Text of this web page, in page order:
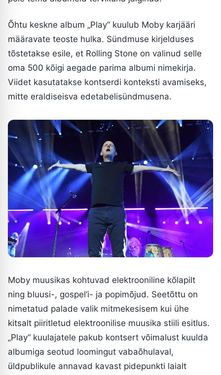
Õhtu keskne album „Play“ kuulub Moby karjääri
määravate teoste hulka. Sündmuse kirjelduses
tõstetakse esile, et Rolling Stone on valinud selle
oma 500 kõigi aegade parima albumi nimekirja.
Viidet kasutatakse kontserdi konteksti avamiseks,
mitte eraldiseisva edetabelisündmusena.
Moby muusikas kohtuvad elektrooniline kõlapilt
ning bluusi-, gospel’i- ja popimõjud. Seetõttu on
nimetatud palade valik mitmekesisem kui ühe
kitsalt piiritletud elektroonilise muusika stiili esitlus.
„Play“ kuulajatele pakub kontsert võimalust kuulda
albumiga seotud loomingut vabaõhulaval,
üldpublikule annavad kavast pidepunkti laialt